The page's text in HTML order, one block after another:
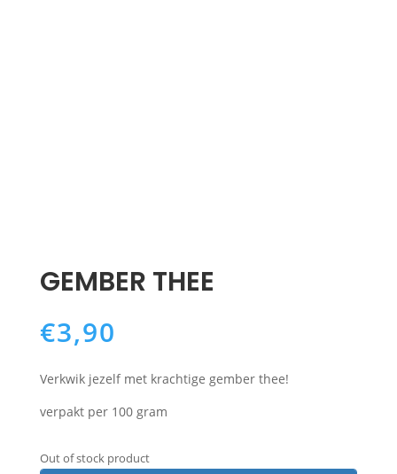
GEMBER THEE
€3,90
Verkwik jezelf met krachtige gember thee!
verpakt per 100 gram
Out of stock product